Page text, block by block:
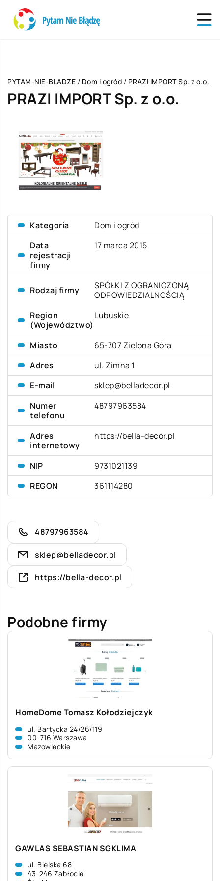
PYTAM-NIE-BLADZE / Dom i ogród / PRAZI IMPORT Sp. z o.o.
PRAZI IMPORT Sp. z o.o.
Kategoria
Dom i ogród
Data
rejestracji
firmy
17 marca 2015
Rodzaj firmy
SPÓŁKI Z OGRANICZONĄ
ODPOWIEDZIALNOŚCIĄ
Region
(Województwo)
Lubuskie
Miasto
65-707 Zielona Góra
Adres
ul. Zimna 1
E-mail
sklep@belladecor.pl
Numer
telefonu
48797963584
Adres
internetowy
https://bella-decor.pl
NIP
9731021139
REGON
361114280
48797963584
sklep@belladecor.pl
https://bella-decor.pl
Podobne firmy
HomeDome Tomasz Kołodziejczyk
ul. Bartycka 24/26/119
00-716 Warszawa
Mazowieckie
GAWLAS SEBASTIAN SGKLIMA
ul. Bielska 68
43-246 Zabłocie